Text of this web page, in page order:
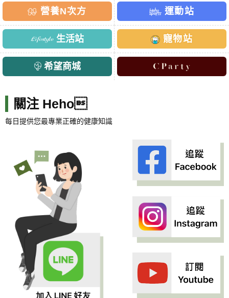
營養N次方 運動站
生活站 寵物站
希望商城
關注 Heho
每日提供您最專業正確的健康知識